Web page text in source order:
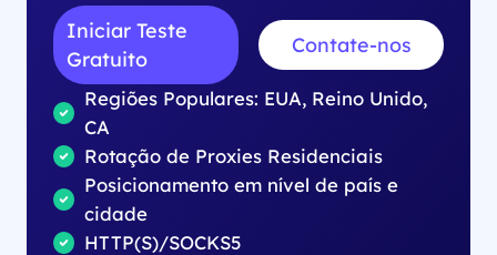
Iniciar Teste
Gratuito
Contate-nos
Regiões Populares: EUA, Reino Unido,
CA
Rotação de Proxies Residenciais
Posicionamento em nível de país e
cidade
HTTP(S)/SOCKS5